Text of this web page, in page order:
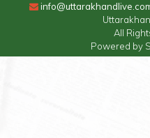
All
Powered by